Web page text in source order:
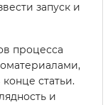
запуск и
процесса
статьи.
и